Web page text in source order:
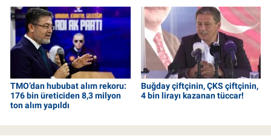
TMO’dan hububat alım rekoru:
176 bin üreticiden 8,3 milyon
ton alım yapıldı
Buğday çiftçinin, ÇKS çiftçinin,
4 bin lirayı kazanan tüccar!